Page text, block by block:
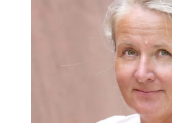
Sanna Bierbaums